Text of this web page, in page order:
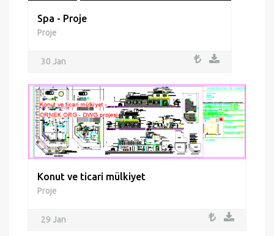
Spa - Proje
Proje
30 Jan
Konut ve ticari mülkiyet
Proje
29 Jan